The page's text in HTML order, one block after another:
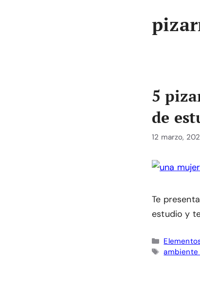
5
de
12 marzo,
Te
estudio y
Etiquetas